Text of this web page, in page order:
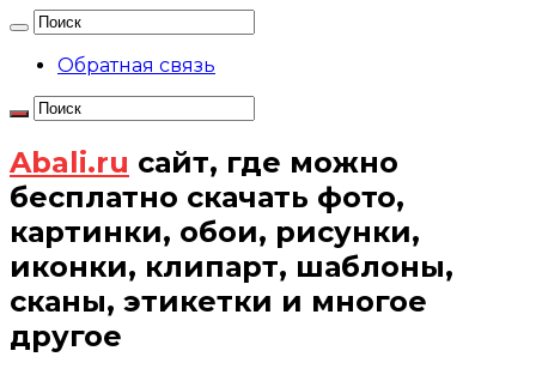
Обратная связь
Abali.ru сайт, где можно
бесплатно скачать фото,
картинки, обои, рисунки,
иконки, клипарт, шаблоны,
сканы, этикетки и многое
другое